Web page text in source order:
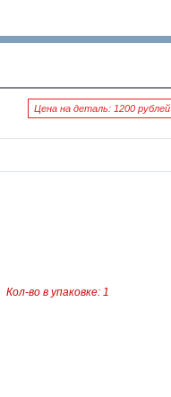
Цена на деталь: 1200 рублей
Кол-во в упаковке: 1